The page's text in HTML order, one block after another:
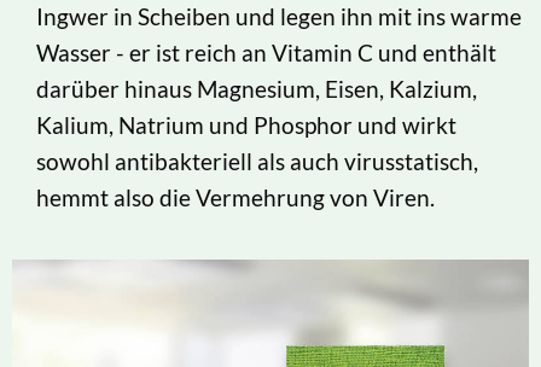
Ingwer in Scheiben und legen ihn mit ins warme
Wasser - er ist reich an Vitamin C und enthält
darüber hinaus Magnesium, Eisen, Kalzium,
Kalium, Natrium und Phosphor und wirkt
sowohl antibakteriell als auch virusstatisch,
hemmt also die Vermehrung von Viren.